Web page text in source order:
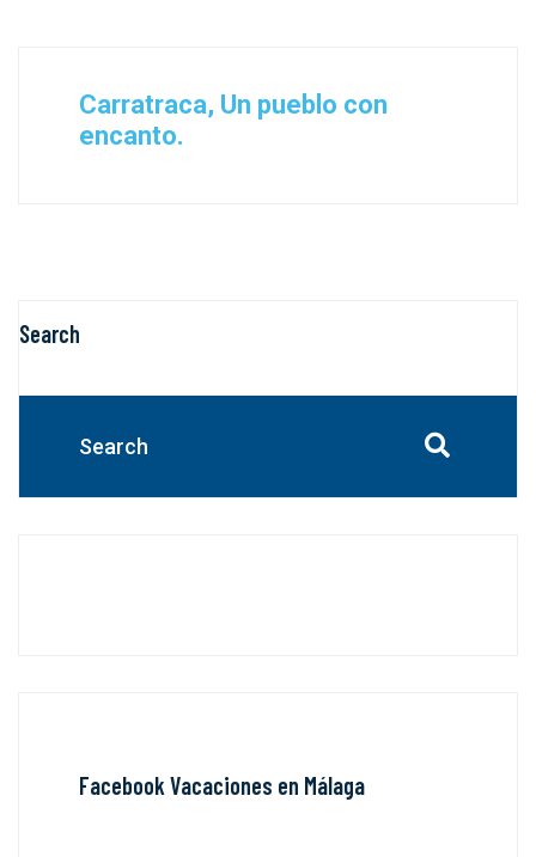
Carratraca, Un pueblo con
encanto.
Search
Facebook Vacaciones en Málaga